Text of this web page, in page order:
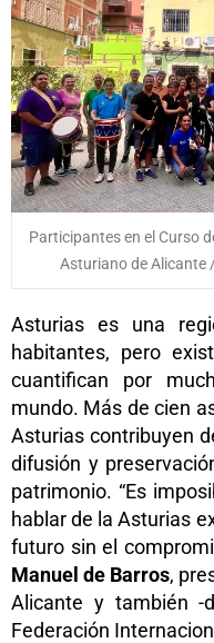
Participantes en el Curso
Asturiano de Alicante
Asturias es una
habitantes, pero
cuantifican por
mundo. Más de cien
Asturias contribuyen
difusión y
patrimonio. “Es
hablar de la Asturias
futuro sin el
Manuel de Barros,
Alicante y también -
Federación